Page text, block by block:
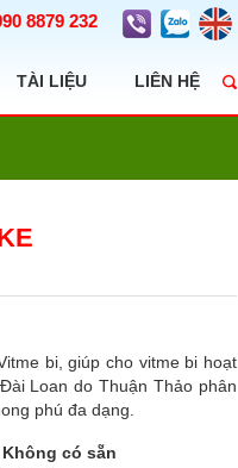
8879 232
TÀI LIỆU LIÊN HỆ
bi, giúp cho vitme bi hoạt
Loan do Thuận Thảo phân
phú đa dạng.
Không có sẵn